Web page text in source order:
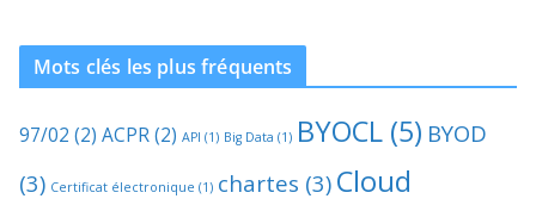
Mots clés les plus fréquents
97/02 (2) ACPR(2) API (1) Big Data (1) BYOCL (5) BYOD
(3) Certificat électronique (1) chartes (3) Cloud